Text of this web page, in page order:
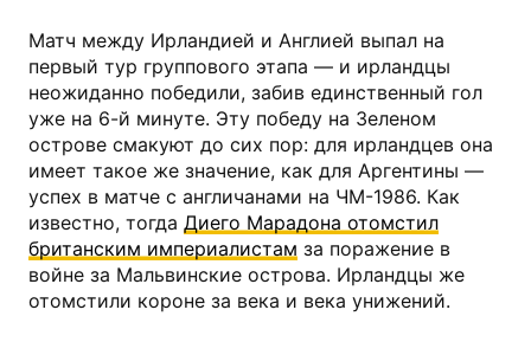
Матч между Ирландией и Англией выпал на
первый тур группового этапа — и ирландцы
неожиданно победили, забив единственный гол
уже на 6-й минуте. Эту победу на Зеленом
острове смакуют до сих пор: для ирландцев она
имеет такое же значение, как для Аргентины —
успех в матче с англичанами на ЧМ-1986. Как
известно, тогда Диего Марадона отомстил
британским империалистам за поражение в
войне за Мальвинские острова. Ирландцы же
отомстили короне за века и века унижений.